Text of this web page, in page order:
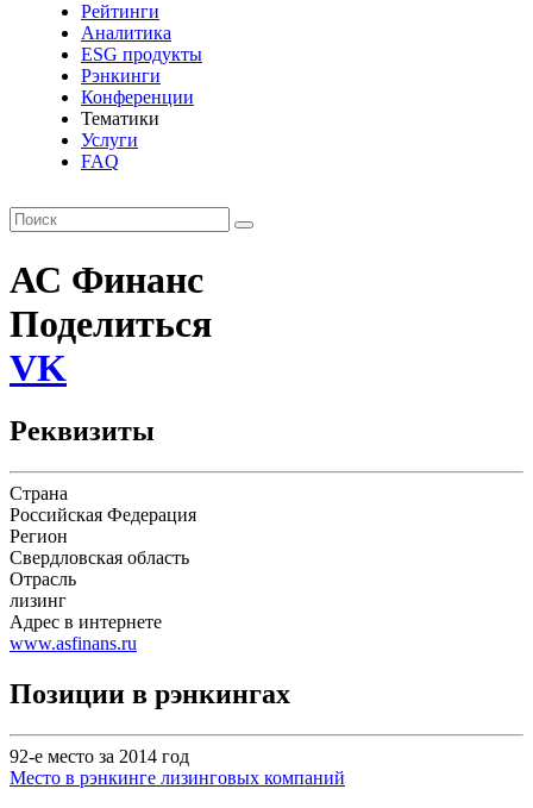
Рейтинги
Аналитика
ESG продукты
Рэнкинги
Конференции
Тематики
Услуги
FAQ
АС Финанс
Поделиться
VK
Реквизиты
Страна
Российская Федерация
Регион
Свердловская область
Отрасль
лизинг
Адрес в интернете
www.asfinans.ru
Позиции в рэнкингах
92-е место за 2014 год
Место в рэнкинге лизинговых компаний